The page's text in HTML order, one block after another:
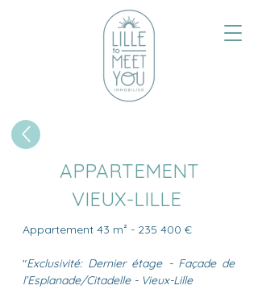
APPARTEMENT
VIEUX-LILLE
Appartement 43 m² - 235 400 €
"Exclusivité: Dernier étage - Façade de
l’Esplanade/Citadelle - Vieux-Lille